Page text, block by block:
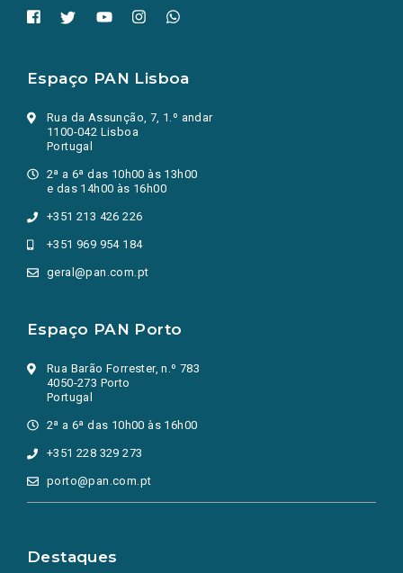
Espaço PAN Lisboa
Rua da Assunção, 7, 1.º andar
1100-042 Lisboa
Portugal
2ª a 6ª das 10h00 às 13h00
e das 14h00 às 16h00
+351 213 426 226
+351 969 954 184
geral@pan.com.pt
Espaço PAN Porto
Rua Barão Forrester, n.º 783
4050-273 Porto
Portugal
2ª a 6ª das 10h00 às 16h00
+351 228 329 273
porto@pan.com.pt
Destaques